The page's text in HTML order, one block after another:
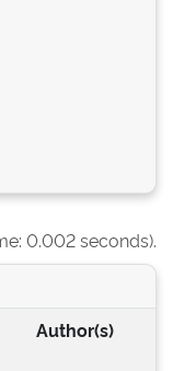
0.002 seconds).
Author(s)